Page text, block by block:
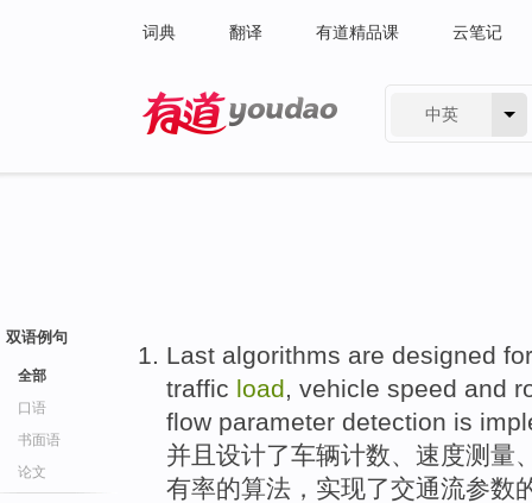
词典 翻译 有道精品课 云笔记
中英
双语例句
全部
口语
书面语
论文
Last algorithms are designed
traffic load, vehicle speed and
flow parameter detection is
并且 设计了车辆计数、 速度测量
有率的算法 ，实现了交通流参数